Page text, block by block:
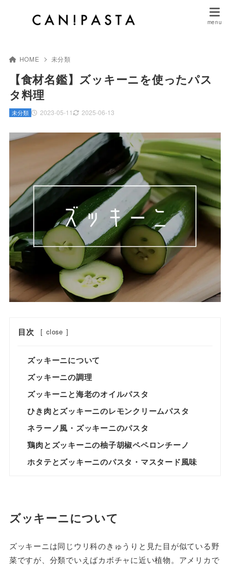
HOME 未分類
【食材名鑑】ズッキーニを使ったパス
タ料理
2023-05-11 2025-06-13
未分類
目次 [ close ]
ズッキーニについて
ズッキーニの調理
ズッキーニと海老のオイルパスタ
ひき肉とズッキーニのレモンクリームパスタ
ネラーノ風・ズッキーニのパスタ
鶏肉とズッキーニの柚子胡椒ペペロンチーノ
ホタテとズッキーニのパスタ・マスタード風味
ズッキーニについて
ズッキーニは同じウリ科のきゅうりと見た目が似ている野
菜ですが、分類でいえばカボチャに近い植物。アメリカで